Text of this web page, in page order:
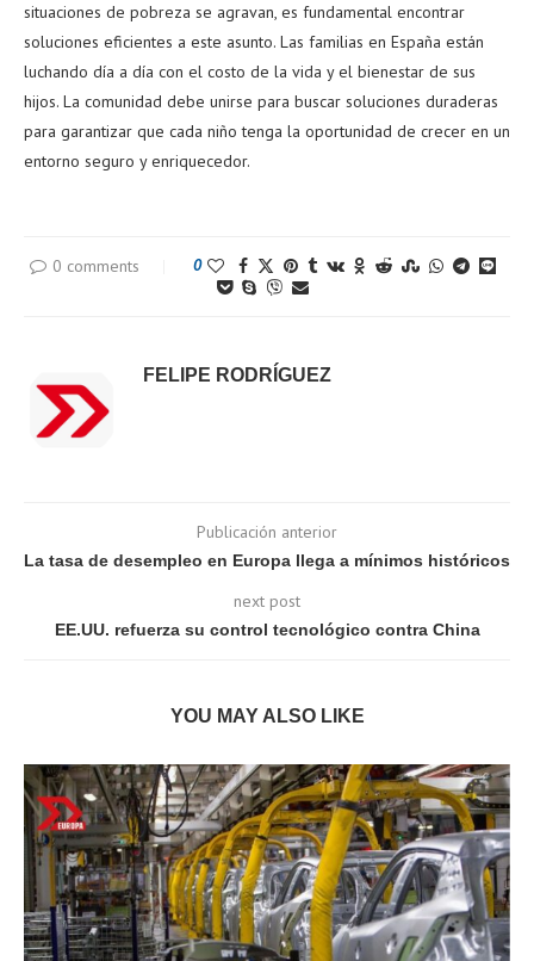
situaciones de pobreza se agravan, es fundamental encontrar
soluciones eficientes a este asunto. Las familias en España están
luchando día a día con el costo de la vida y el bienestar de sus
hijos. La comunidad debe unirse para buscar soluciones duraderas
para garantizar que cada niño tenga la oportunidad de crecer en un
entorno seguro y enriquecedor.
0 comments 0
FELIPE RODRÍGUEZ
Publicación anterior
La tasa de desempleo en Europa llega a mínimos históricos
next post
EE.UU. refuerza su control tecnológico contra China
YOU MAY ALSO LIKE